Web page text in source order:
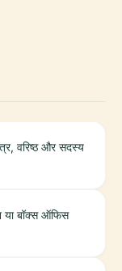
वरिष्ठ और सदस्य
बॉक्स ऑफिस